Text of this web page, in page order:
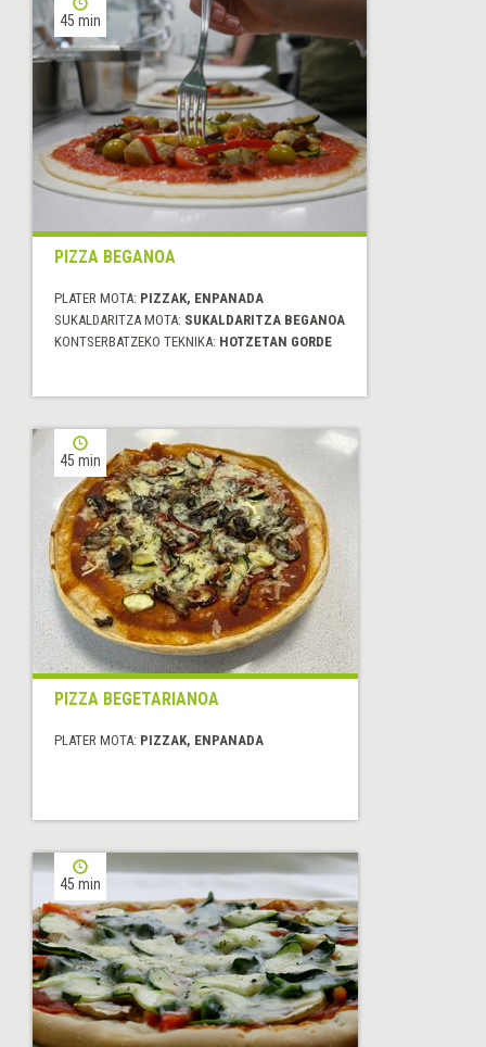
45 min
PIZZA BEGANOA
PLATER MOTA: PIZZAK, ENPANADA
SUKALDARITZA MOTA: SUKALDARITZA BEGANOA
KONTSERBATZEKO TEKNIKA: HOTZETAN GORDE
45 min
PIZZA BEGETARIANOA
PLATER MOTA: PIZZAK, ENPANADA
45 min